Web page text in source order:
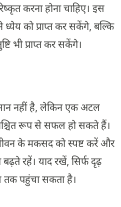
करना होना चाहिए। इस
को प्राप्त कर सकेंगे, बल्कि
भी प्राप्त कर सकेंगे।
नहीं है, लेकिन एक अटल
रूप से सफल हो सकते हैं।
के मकसद को स्पष्ट करें और
रहें। याद रखें, सिर्फ दृढ़
पहुंचा सकता है।